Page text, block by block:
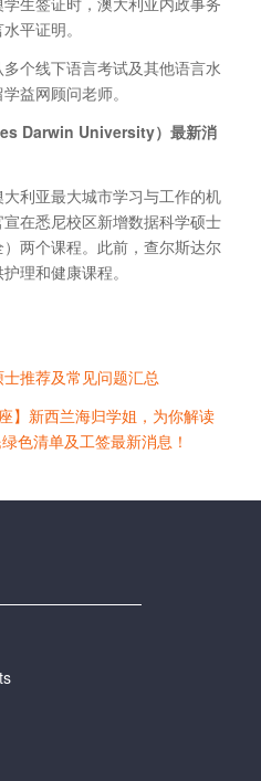
平证明。
个线下语言考试及其他语言水
益网顾问老师。
Darwin University）最新消
利亚最大城市学习与工作的机
在悉尼校区新增数据科学硕士
两个课程。此前，查尔斯达尔
理和健康课程。
推荐及常见问题汇总
】新西兰海归学姐，为你解读
色清单及工签最新消息！